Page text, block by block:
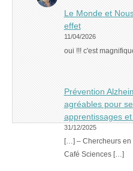
Le Monde et
effet
11/04/2026
oui !!! c'est
Prévention
agréables pour
apprentissages
31/12/2025
[…] – Chercheurs en
Café Sciences […]